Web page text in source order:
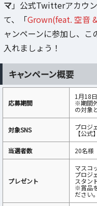
マ」公式Twitterアカウ
て、「Grown(feat. 空音
ャンペーンに参加し、
入れましょう！
キャンペーン概要
応募期間
1月18
※期間
の対象
対象SNS プロジ
【公
当選者数
20名様
プレゼント
マスコ
プロジ
スタン
※賞品
ださい。